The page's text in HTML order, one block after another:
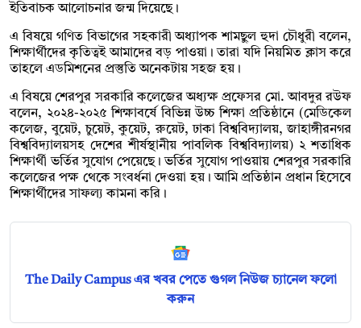
ইতিবাচক আলোচনার জন্ম দিয়েছে।
এ বিষয়ে গণিত বিভাগের সহকারী অধ্যাপক শামছুল হুদা চৌধুরী বলেন,
শিক্ষার্থীদের কৃতিত্বই আমাদের বড় পাওয়া। তারা যদি নিয়মিত ক্লাস করে
তাহলে এডমিশনের প্রস্তুতি অনেকটায় সহজ হয়।
এ বিষয়ে শেরপুর সরকারি কলেজের অধ্যক্ষ প্রফেসর মো. আবদুর রউফ
বলেন, ২০২৪-২০২৫ শিক্ষাবর্ষে বিভিন্ন উচ্চ শিক্ষা প্রতিষ্ঠানে (মেডিকেল
কলেজ, বুয়েট, চুয়েট, কুয়েট, রুয়েট, ঢাকা বিশ্ববিদ্যালয়, জাহাঙ্গীরনগর
বিশ্ববিদ্যালয়সহ দেশের শীর্ষস্থানীয় পাবলিক বিশ্ববিদ্যালয়) ২ শতাধিক
শিক্ষার্থী ভর্তির সুযোগ পেয়েছে। ভর্তির সুযোগ পাওয়ায় শেরপুর সরকারি
কলেজের পক্ষ থেকে সংবর্ধনা দেওয়া হয়। আমি প্রতিষ্ঠান প্রধান হিসেবে
শিক্ষার্থীদের সাফল্য কামনা করি।
The Daily Campus এর খবর পেতে গুগল নিউজ চ্যানেল ফলো
করুন